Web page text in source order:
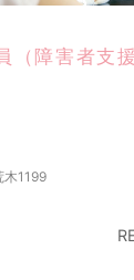
（障害者支
木1199